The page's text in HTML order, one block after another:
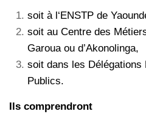
soit à l‘ENSTP de
soit au Centre des
Garoua ou d’Akonolinga,
soit dans les Délégations
Publics.
Ils comprendront